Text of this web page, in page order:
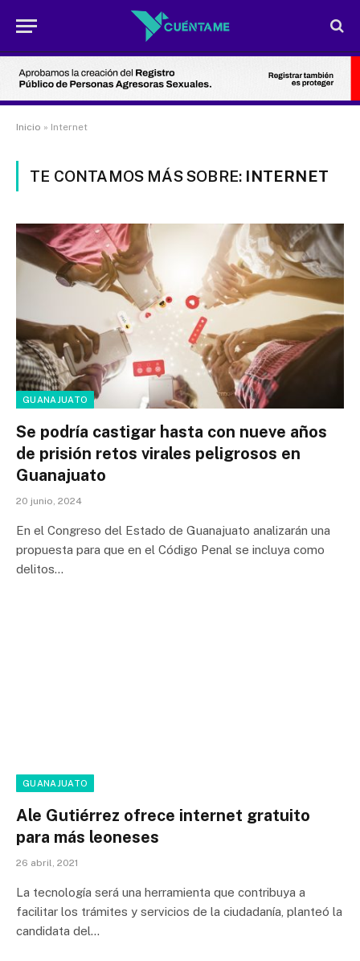
Inicio » Internet
TE CONTAMOS MÁS SOBRE: INTERNET
GUANAJUATO
Se podría castigar hasta con nueve años
de prisión retos virales peligrosos en
Guanajuato
20 junio, 2024
En el Congreso del Estado de Guanajuato analizarán una
propuesta para que en el Código Penal se incluya como
delitos…
GUANAJUATO
Ale Gutiérrez ofrece internet gratuito
para más leoneses
26 abril, 2021
La tecnología será una herramienta que contribuya a
facilitar los trámites y servicios de la ciudadanía, planteó la
candidata del…